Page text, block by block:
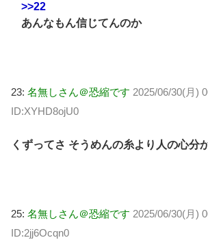
>>22
あんなもん信じてんのか
23: 名無しさん＠恐縮です 2025/06/30(月)
ID:XYHD8ojU0
くずってさ そうめんの糸より人の心分
25: 名無しさん＠恐縮です 2025/06/30(月)
ID:2jj6Ocqn0